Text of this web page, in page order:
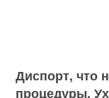
Диспорт, что
процедуры.